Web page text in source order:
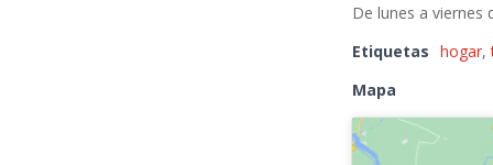
De lunes a viernes
Etiquetas
hogar,
Mapa